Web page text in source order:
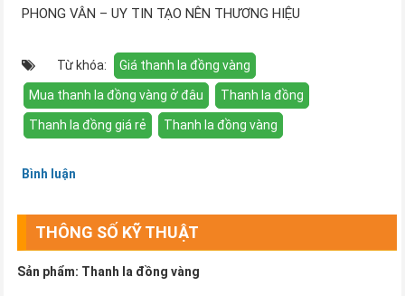
PHONG VÂN – UY TIN TẠO NÊN THƯƠNG HIỆU
Từ khóa: Giá thanh la đồng vàng
Mua thanh la đồng vàng ở đâu Thanh la đồng
Thanh la đồng giá rẻ Thanh la đồng vàng
Bình luận
THÔNG SỐ KỸ THUẬT
Sản phẩm: Thanh la đồng vàng